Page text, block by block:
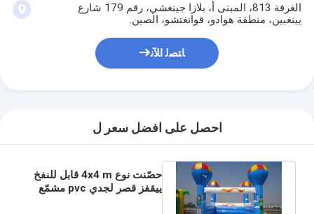
الغرفة 813، المبنى أ، بلازا جينغشي، رقم 179 شارع
يينغبين، منطقة هوادو، قوانغتشو، الصين.
ﺎﺘﺼﻟ ﺍﻶﻧ
احصل على افضل سعر ل
حصّنت نوع 4x4 m قابل للنفخ
ييقفز قصر لجدي pvc مشمّع